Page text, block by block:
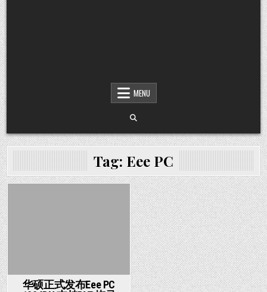
MENU
Tag: Eee PC
华硕正式发布Eee PC